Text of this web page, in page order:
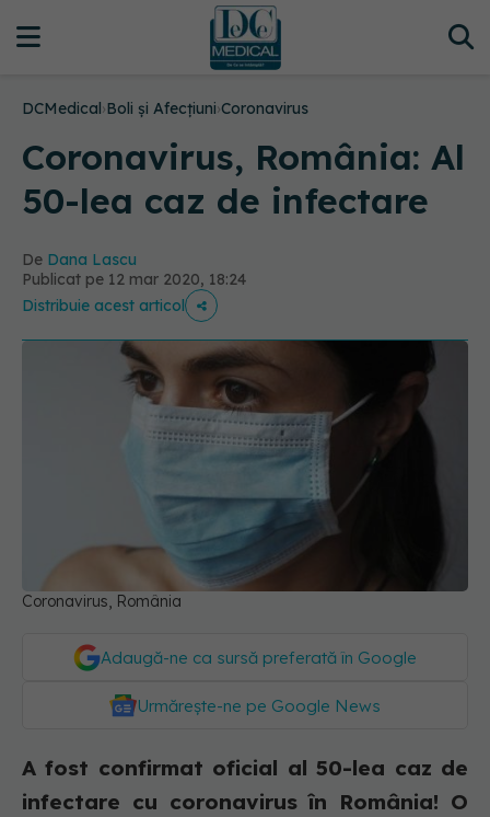
DCMedical›Boli și Afecțiuni›Coronavirus
Coronavirus, România: Al
50-lea caz de infectare
De Dana Lascu
Publicat pe 12 mar 2020, 18:24
Distribuie acest articol
Coronavirus, România
Adaugă-ne ca sursă preferată în Google
Urmărește-ne pe Google News
A fost confirmat oficial al 50-lea caz de
infectare cu coronavirus în România! O